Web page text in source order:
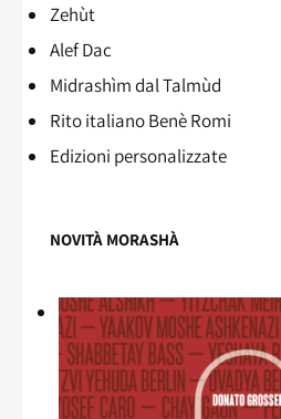
Zehùt
Alef Dac
Midrashìm dal Talmùd
Rito italiano Benè Romi​
Edizioni personalizzate
NOVITÀ MORASHÀ